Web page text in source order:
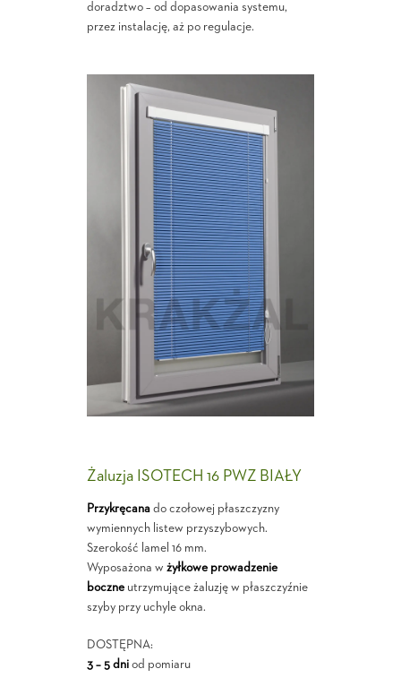
doradztwo – od dopasowania systemu,
przez instalację, aż po regulacje.
Żaluzja ISOTECH 16 PWZ BIAŁY
Przykręcanado czołowej płaszczyzny
wymiennych listew przyszybowych.
Szerokość lamel 16 mm.
Wyposażona w żyłkowe prowadzenie
boczneutrzymujące żaluzję w płaszczyźnie
szyby przy uchyle okna.
DOSTĘPNA:
3 – 5 dniod pomiaru